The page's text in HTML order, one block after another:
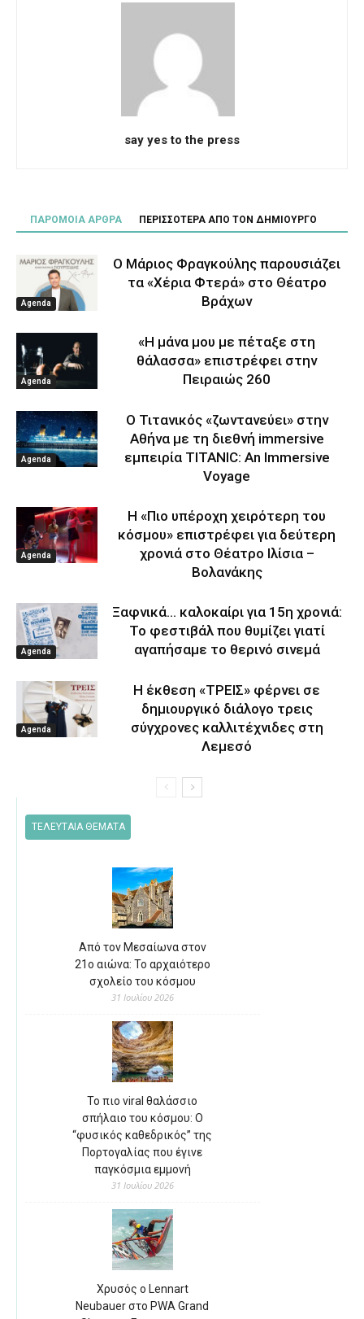
say yes to the press
ΠΑΡΟΜΟΙΑ ΑΡΘΡΑ ΠΕΡΙΣΣΟΤΕΡΑ ΑΠΟ ΤΟΝ ΔΗΜΙΟΥΡΓΟ
Agenda
Ο Μάριος Φραγκούλης παρουσιάζει
τα «Χέρια Φτερά» στο Θέατρο
Βράχων
Agenda
«Η μάνα μου με πέταξε στη
θάλασσα» επιστρέφει στην
Πειραιώς 260
Agenda
Ο Τιτανικός «ζωντανεύει» στην
Αθήνα με τη διεθνή immersive
εμπειρία TITANIC: An Immersive
Voyage
Agenda
Η «Πιο υπέροχη χειρότερη του
κόσμου» επιστρέφει για δεύτερη
χρονιά στο Θέατρο Ιλίσια –
Βολανάκης
Agenda
Ξαφνικά… καλοκαίρι για 15η χρονιά:
Το φεστιβάλ που θυμίζει γιατί
αγαπήσαμε το θερινό σινεμά
Agenda
Η έκθεση «ΤΡΕΙΣ» φέρνει σε
δημιουργικό διάλογο τρεις
σύγχρονες καλλιτέχνιδες στη
Λεμεσό
ΤΕΛΕΥΤΑΙΑ ΘΕΜΑΤΑ
Από τον Μεσαίωνα στον
21ο αιώνα: Το αρχαιότερο
σχολείο του κόσμου
31 Ιουλίου 2026
Το πιο viral θαλάσσιο
σπήλαιο του κόσμου: Ο
“φυσικός καθεδρικός” της
Πορτογαλίας που έγινε
παγκόσμια εμμονή
31 Ιουλίου 2026
Χρυσός ο Lennart
Neubauer στο PWA Grand